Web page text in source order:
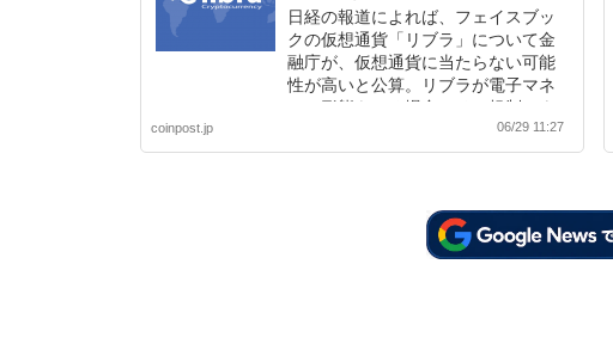
日経の報道によれば、フェイスブッ
クの仮想通貨「リブラ」について金
融庁が、仮想通貨に当たらない可能
性が高いと公算。リブラが電子マネ
ーの形態をとる場合、その規制はよ
coinpost.jp 06/29 11:27